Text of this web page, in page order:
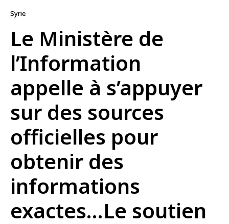
Syrie
Le Ministère de
l’Information
appelle à s’appuyer
sur des sources
officielles pour
obtenir des
informations
exactes…Le soutien